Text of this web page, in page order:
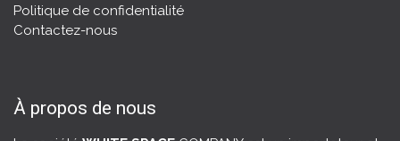
Politique de confidentialité
Contactez-nous
À propos de nous